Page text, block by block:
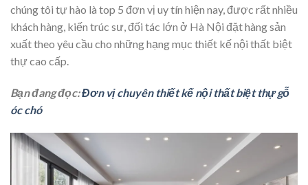
chúng tôi tự hào là top 5 đơn vị uy tín hiện nay, được rất nhiều
khách hàng, kiến trúc sư, đối tác lớn ở Hà Nội đặt hàng sản
xuất theo yêu cầu cho những hạng mục thiết kế nội thất biệt
thự cao cấp.
Bạn đang đọc:Đơn vị chuyên thiết kế nội thất biệt thự gỗ
óc chó